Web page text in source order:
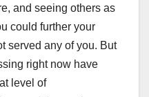
and seeing others as
could further your
served any of you. But
right now have
level of